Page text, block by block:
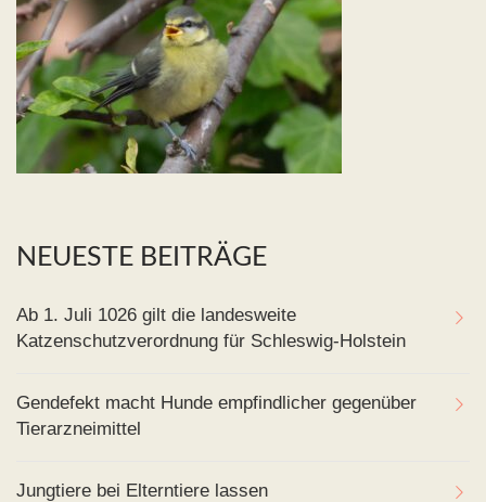
NEUESTE BEITRÄGE
Ab 1. Juli 1026 gilt die landesweite
Katzenschutzverordnung für Schleswig-Holstein
Gendefekt macht Hunde empfindlicher gegenüber
Tierarzneimittel
Jungtiere bei Elterntiere lassen